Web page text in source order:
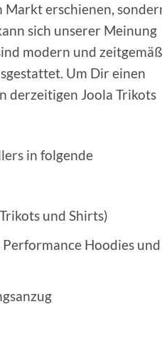
Markt erschienen,
sich unserer Meinung
modern und zeitgemäß
Um Dir einen
derzeitigen Joola Trikots
in folgende
und Shirts)
Hoodies und